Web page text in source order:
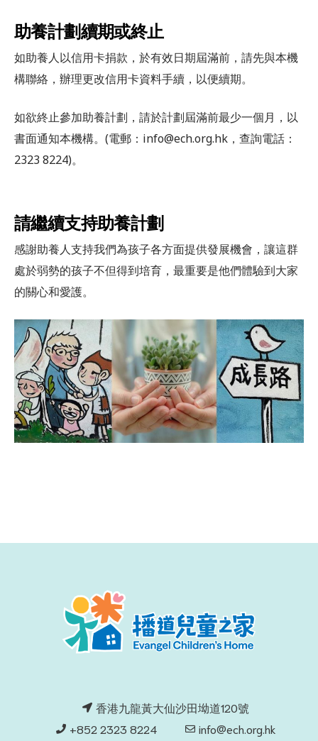
助養計劃續期或終止
如助養人以信用卡捐款，於有效日期屆滿前，請先與本機
構聯絡，辦理更改信用卡資料手續，以便續期。
如欲終止參加助養計劃，請於計劃屆滿前最少一個月，以
書面通知本機構。(電郵：info@ech.org.hk，查詢電話：
2323 8224)。
請繼續支持助養計劃
感謝助養人支持我們為孩子各方面提供發展機會，讓這群
處於弱勢的孩子不但得到培育，最重要是他們體驗到大家
的關心和愛護。
香港九龍黃大仙沙田坳道120號
+852 2323 8224
info@ech.org.hk